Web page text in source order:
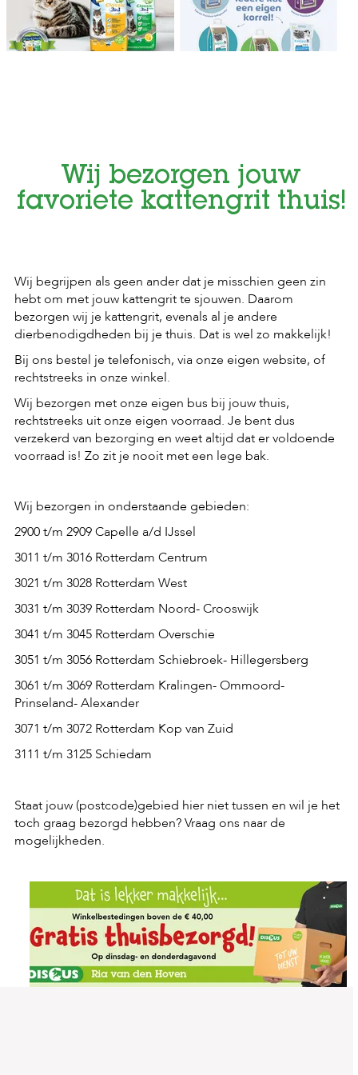
Wij bezorgen jouw
favoriete kattengrit thuis!
Wij begrijpen als geen ander dat je misschien geen zin
hebt om met jouw kattengrit te sjouwen. Daarom
bezorgen wij je kattengrit, evenals al je andere
dierbenodigdheden bij je thuis. Dat is wel zo makkelijk!
Bij ons bestel je telefonisch, viaonze eigen website, of
rechtstreeks inonze winkel.
Wij bezorgen met onze eigen bus bij jouw thuis,
rechtstreeks uit onze eigen voorraad. Je bent dus
verzekerd van bezorging en weet altijd dat er voldoende
voorraad is! Zo zit je nooit met een lege bak.
Wij bezorgen in onderstaande gebieden:
2900 t/m 2909 Capelle a/d IJssel
3011 t/m 3016 Rotterdam Centrum
3021 t/m 3028 Rotterdam West
3031 t/m 3039 Rotterdam Noord- Crooswijk
3041 t/m 3045 Rotterdam Overschie
3051 t/m 3056 Rotterdam Schiebroek- Hillegersberg
3061 t/m 3069 Rotterdam Kralingen- Ommoord-
Prinseland- Alexander
3071 t/m 3072 Rotterdam Kop van Zuid
3111 t/m 3125 Schiedam
Staat jouw (postcode)gebied hier niet tussen en wil je het
toch graag bezorgd hebben? Vraag ons naar de
mogelijkheden.